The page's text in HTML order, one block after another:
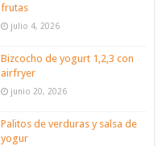
frutas
julio 4, 2026
Bizcocho de yogurt 1,2,3 con
airfryer
junio 20, 2026
Palitos de verduras y salsa de
yogur